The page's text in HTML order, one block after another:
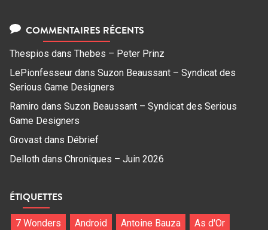
COMMENTAIRES RÉCENTS
Thespios dans Thebes – Peter Prinz
LePionfesseur dans Suzon Beaussant – Syndicat des
Serious Game Designers
Ramiro dans Suzon Beaussant – Syndicat des Serious
Game Designers
Grovast dans Débrief
Delloth dans Chroniques – Juin 2026
ÉTIQUETTES
7 Wonders Android Antoine Bauza
As d'Or